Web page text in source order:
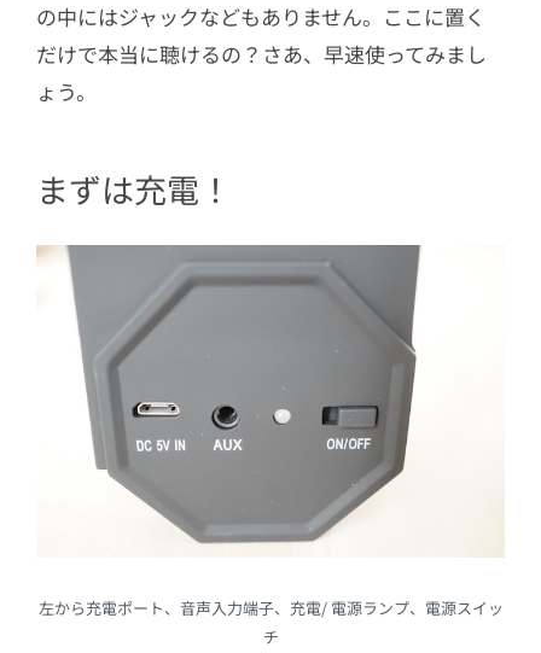
の中にはジャックなどもありません。ここに置く
だけで本当に聴けるの？さあ、早速使ってみまし
ょう。
まずは充電！
左から充電ポート、音声入力端子、充電/ 電源ランプ、電源スイッ
チ